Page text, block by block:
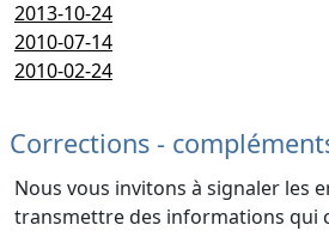
2013-10-24
2010-07-14
2010-02-24
Corrections -
Nous vous invitons à signaler les
transmettre des informations qui